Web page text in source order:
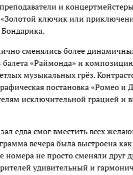
преподаватели и
ключик или
сменялись более
балета «Раймонда» и
музыкальных грёз.
постановка «Ромео и
исключительной грацией и
едва смог вместить всех
вечера была выстроена
не просто сменяли друг
удивительный и